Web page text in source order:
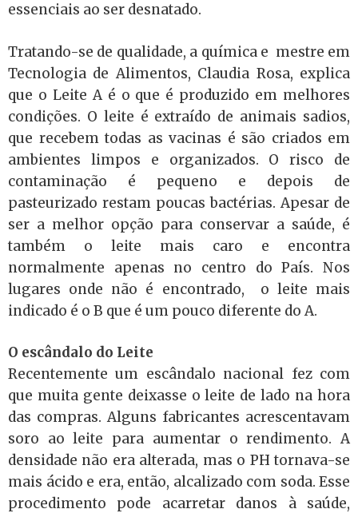
essenciais ao ser desnatado.
Tratando-se de qualidade, a química e mestre em
Tecnologia de Alimentos, Claudia Rosa, explica
que o Leite A é o que é produzido em melhores
condições. O leite é extraído de animais sadios,
que recebem todas as vacinas é são criados em
ambientes limpos e organizados. O risco de
contaminação é pequeno e depois de
pasteurizado restam poucas bactérias. Apesar de
ser a melhor opção para conservar a saúde, é
também o leite mais caro e encontra
normalmente apenas no centro do País. Nos
lugares onde não é encontrado, o leite mais
indicado é o B que é um pouco diferente do A.
O escândalo do Leite
Recentemente um escândalo nacional fez com
que muita gente deixasse o leite de lado na hora
das compras. Alguns fabricantes acrescentavam
soro ao leite para aumentar o rendimento. A
densidade não era alterada, mas o PH tornava-se
mais ácido e era, então, alcalizado com soda. Esse
procedimento pode acarretar danos à saúde,